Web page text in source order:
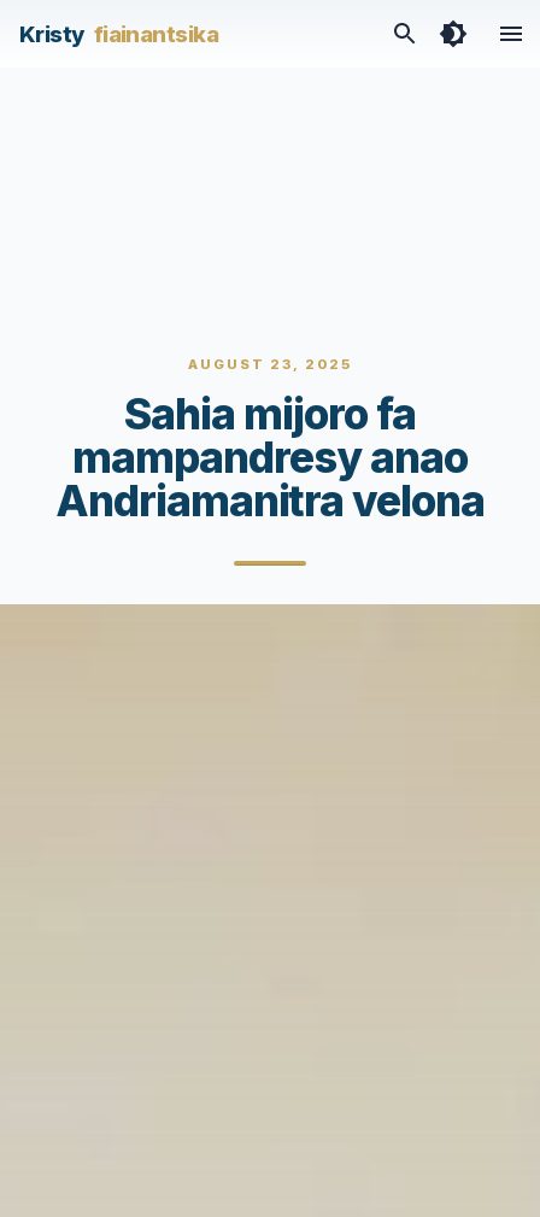
Kristy fiainantsika
AUGUST 23, 2025
Sahia mijoro fa
mampandresy anao
Andriamanitra velona